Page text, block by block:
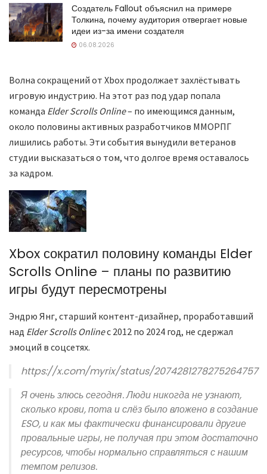
Создатель Fallout объяснил на примере
Толкина, почему аудитория отвергает новые
идеи из-за имени создателя
06.08.2026
Волна сокращений от Xbox продолжает захлёстывать
игровую индустрию. На этот раз под удар попала
команда Elder Scrolls Online– по имеющимся данным,
около половины активных разработчиков ММОРПГ
лишились работы. Эти события вынудили ветеранов
студии высказаться о том, что долгое время оставалось
за кадром.
Xbox сократил половину команды Elder
Scrolls Online – планы по развитию
игры будут пересмотрены
Эндрю Янг, старший контент-дизайнер, проработавший
над Elder Scrolls Onlineс 2012 по 2024 год, не сдержал
эмоций в соцсетях.
https://x.com/myrix/status/2074281278275264757
Я очень злюсь сегодня. Люди никогда не узнают,
сколько крови, пота и слёз было вложено в создание
ESO, и как мы фактически финансировали другие
провальные игры, не получая при этом достаточно
ресурсов, чтобы нормально справляться с нашим
темпом релизов.